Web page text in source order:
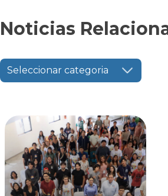
Noticias
Seleccionar categoria